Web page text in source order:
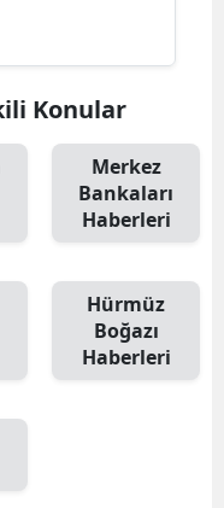
Konular
Merkez
Bankaları
Haberleri
Hürmüz
Boğazı
Haberleri